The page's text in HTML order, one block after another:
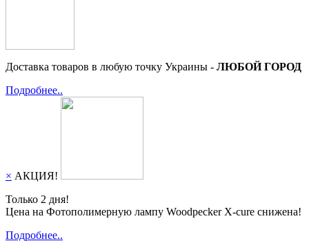
Доставка товаров в любую точку Украины - ЛЮБОЙ ГОРОД
Подробнее..
× АКЦИЯ!
Только 2 дня!
Цена на Фотополимерную лампу Woodpecker X-cure снижена!
Подробнее..